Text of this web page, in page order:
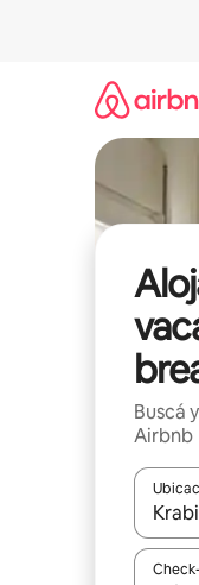
Buscá
Airbnb